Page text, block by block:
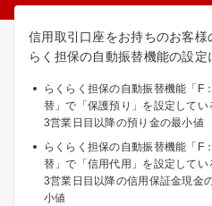
信用取引口座をお持ちのお客様
らく担保の自動振替機能の設定
らくらく担保の自動振替機能「F
替」で「保護預り」を設定してい
3営業日目以降の預り金の最小値
らくらく担保の自動振替機能「F
替」で「信用代用」を設定してい
3営業日目以降の信用保証金現金
小値